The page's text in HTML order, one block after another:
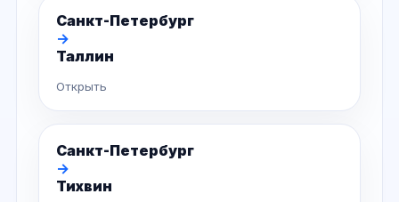
Санкт-Петербург
→
Таллин
Открыть
Санкт-Петербург
→
Тихвин